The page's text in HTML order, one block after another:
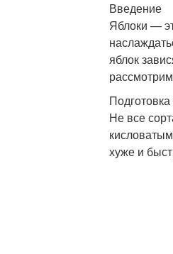
Введение
Яблоки —
яблок
Не все
хуже и